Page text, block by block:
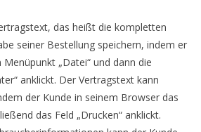
das heißt die kompletten
seiner Bestellung speichern, indem er
„Datei“ und dann die
anklickt. Der Vertragstext kann
der Kunde in seinem Browser das
das Feld „Drucken“ anklickt.